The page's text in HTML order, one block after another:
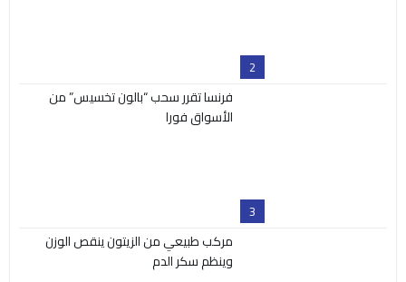
2
3
فرنسا تقرر سحب “بالون تخسيس” من
الأسواق فورا
مركب طبيعي من الزيتون ينقص الوزن
وينظم سكر الدم